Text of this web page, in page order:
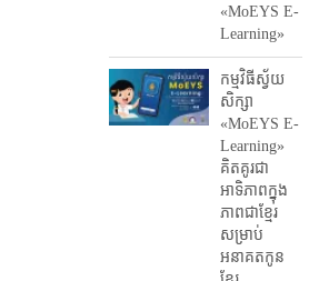
«MoEYS E-
Learning»
កម្មវិធីស្វ័យ
សិក្សា
«MoEYS E-
Learning»
គិតគូរជា
អាទិភាពក្នុង
ភាពជាខ្មែរ
សម្រាប់
អនាគតកូន